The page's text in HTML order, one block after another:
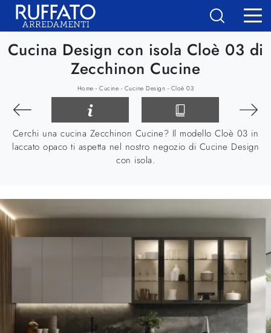
Cucina Design con isola Cloè 03 di
Zecchinon Cucine
Home -Cucine - Cucine Design - Cloè 03
Cerchi una cucina Zecchinon Cucine? Il modello Cloè 03 in
laccato opaco ti aspetta nel nostro negozio di Cucine Design
con isola.